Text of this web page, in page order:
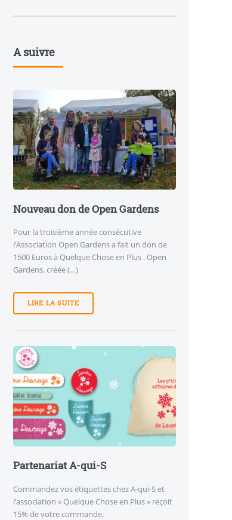
A suivre
Nouveau don de Open Gardens
Pour la troisième année consécutive
l’Association Open Gardens a fait un don de
1500 Euros à Quelque Chose en Plus . Open
Gardens, créée (…)
LIRE LA SUITE
Partenariat A-qui-S
Commandez vos étiquettes chez A-qui-S et
l’association « Quelque Chose en Plus » reçoit
15% de votre commande.